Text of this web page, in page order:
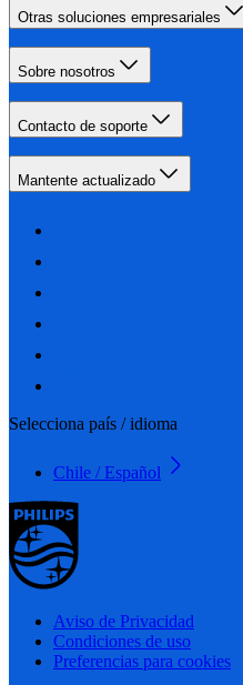
Otras soluciones empresariales
Sobre nosotros
Contacto de soporte
Mantente actualizado
Selecciona país / idioma
Chile / Español
Aviso de Privacidad
Condiciones de uso
Preferencias para cookies